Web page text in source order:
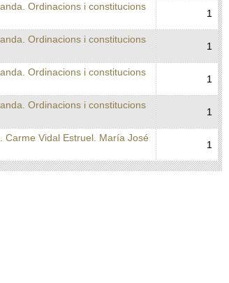
Ordinacions i constitucions
1
Ordinacions i constitucions
1
Ordinacions i constitucions
1
Ordinacions i constitucions
1
Carme Vidal Estruel. María José
1